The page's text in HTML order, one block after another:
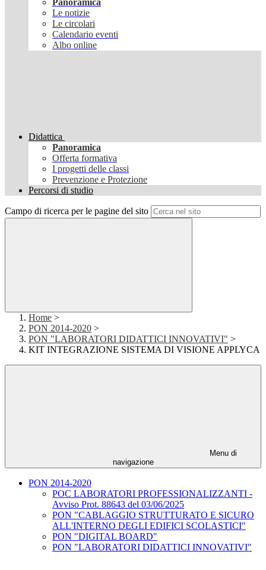
Panoramica
Le notizie
Le circolari
Calendario eventi
Albo online
Didattica
Panoramica
Offerta formativa
I progetti delle classi
Prevenzione e Protezione
Percorsi di studio
Campo di ricerca per le pagine del sito
Home >
PON 2014-2020 >
PON "LABORATORI DIDATTICI INNOVATIVI" >
KIT INTEGRAZIONE SISTEMA DI VISIONE APPLYCA
Menu di
navigazione
PON 2014-2020
POC LABORATORI PROFESSIONALIZZANTI -
Avviso Prot. 88643 del 03/06/2025
PON "CABLAGGIO STRUTTURATO E SICURO
ALL'INTERNO DEGLI EDIFICI SCOLASTICI"
PON "DIGITAL BOARD"
PON "LABORATORI DIDATTICI INNOVATIVI"